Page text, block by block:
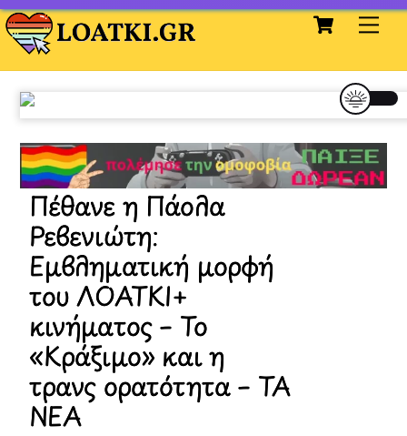
Skip
to
content
Cart
Πέθανε η Πάολα
Ρεβενιώτη:
Εμβληματική μορφή
του ΛΟΑΤΚΙ+
κινήματος – Το
«Κράξιμο» και η
τρανς ορατότητα – ΤΑ
ΝΕΑ